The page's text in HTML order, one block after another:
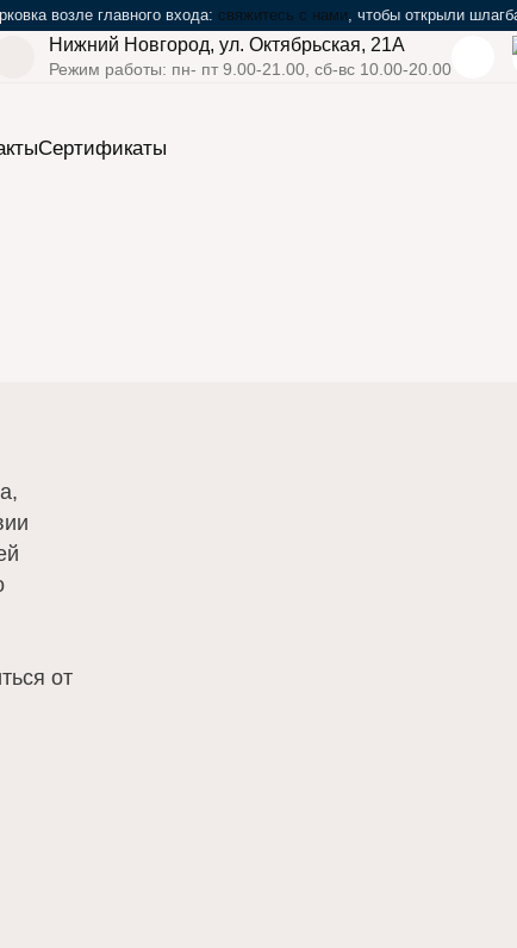
возле главного входа: свяжитесь с нами, чтобы открыли
Нижний Новгород, ул. Октябрьская, 21А
Режим работы: пн- пт 9.00-21.00, сб-вс 10.00-20.00
Сертификаты
от